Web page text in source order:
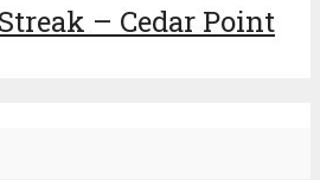
– Cedar Point